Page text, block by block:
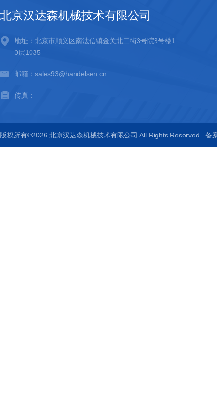
北京汉达森机械技术有限公司
地址：北京市顺义区南法信镇金关北二街3号院3号楼1
0层1035
邮箱：sales93@handelsen.cn
传真：
版权所有©2026 北京汉达森机械技术有限公司 All Rights Reserved 备